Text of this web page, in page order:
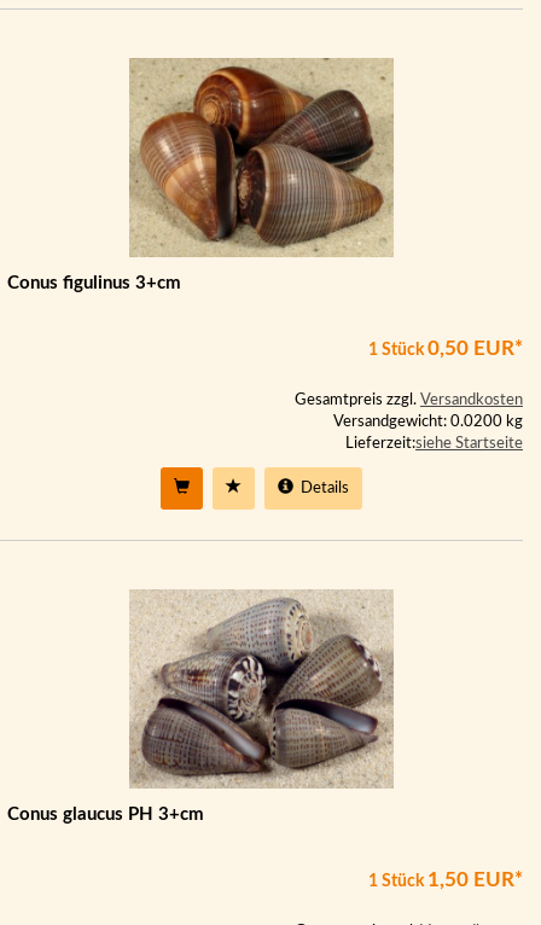
Conus figulinus 3+cm
1 Stück0,50 EUR*
Gesamtpreis zzgl. Versandkosten
Versandgewicht: 0.0200 kg
Lieferzeit:siehe Startseite
Details
Conus glaucus PH 3+cm
1 Stück 1,50 EUR*